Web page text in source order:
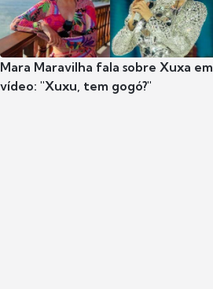
Mara Maravilha fala sobre Xuxa em
vídeo: "Xuxu, tem gogó?"